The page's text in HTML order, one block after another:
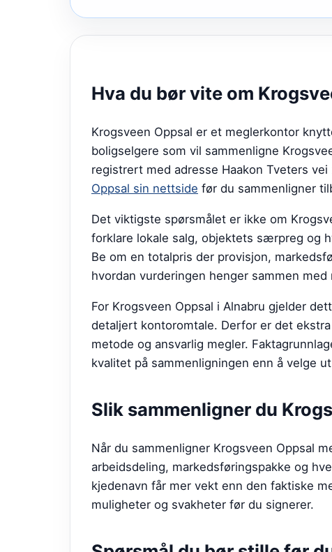
Hva du bør vite om
Krogsveen Oppsal er et meglerkontor
boligselgere som vil sammenligne
registrert med adresse Haakon Tveters
Oppsal sin nettside før du sammenligner
Det viktigste spørsmålet er ikke om
forklare lokale salg, objektets særpreg og
Be om en totalpris der provisjon,
hvordan vurderingen henger sammen med
For Krogsveen Oppsal i Alnabru gjelder
detaljert kontoromtale. Derfor er det
metode og ansvarlig megler.
kvalitet på sammenligningen enn å velge
Slik sammenligner du
Når du sammenligner Krogsveen Oppsal
arbeidsdeling, markedsføringspakke og
kjedenavn får mer vekt enn den faktiske
muligheter og svakheter før du signerer.